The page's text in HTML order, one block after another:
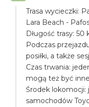
Trasa wycieczki:
Lara Beach -
Długość trasy: 50
Podczas
posiłki, a także
Czas trwania:
mogą też być
Środek
samochodów